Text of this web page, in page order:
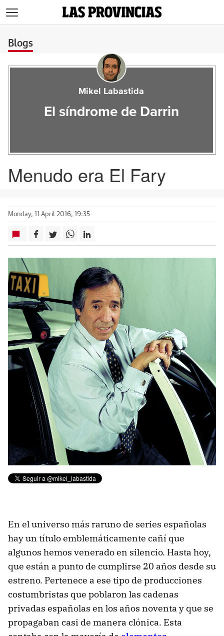
Blogs
Mikel Labastida
El síndrome de Darrin
Menudo era El Fary
Monday, 11 April 2016, 19:35
En el universo más raruno de series españolas
hay un título emblemáticamente cañí que
algunos hemos venerado en silencio. Hasta hoy,
que están a punto de cumplirse 20 años desde su
estreno. Pertenece a ese tipo de producciones
costumbristas que poblaron las cadenas
privadas españolas en los años noventa y que se
propagaban casi de manera clónica. Esta